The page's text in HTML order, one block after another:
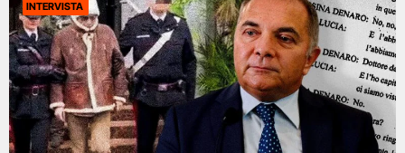
INTERVISTA